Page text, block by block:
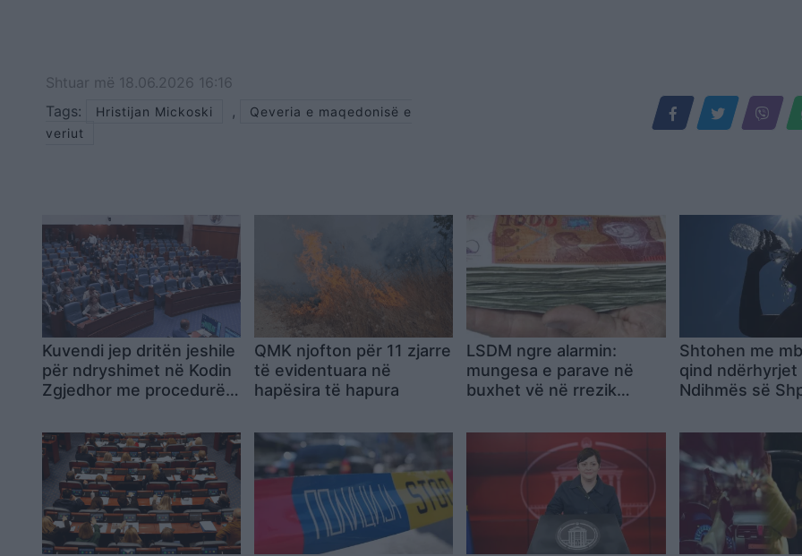
Shtuar më 18.06.2026 16:16
Tags:
Hristijan Mickoski ,
Qeveria e maqedonisë e
veriut
Kuvendi jep dritën jeshile
për ndryshimet në Kodin
Zgjedhor me procedurë
QMK njofton për 11 zjarre
të evidentuara në
hapësira të hapura
LSDM ngre alarmin:
mungesa e parave në
buxhet vë në rrezik
Shtohen me
qind ndërhyrjet
Ndihmës së
vapës